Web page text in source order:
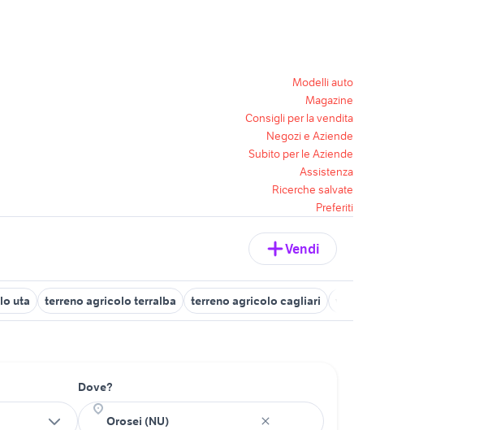
Modelli auto
Magazine
Consigli per la vendita
Negozi e Aziende
Subito per le Aziende
Assistenza
Ricerche salvate
Preferiti
Vendi
uta terreno agricolo terralba terreno agricolo cagliari
Dove?